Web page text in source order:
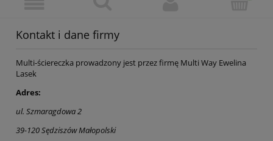
Kontakt i dane firmy
Multi-ściereczka prowadzony jest przez firmę Multi Way Ewelina
Lasek
Adres:
ul. Szmaragdowa 2
39-120Sędziszów Małopolski